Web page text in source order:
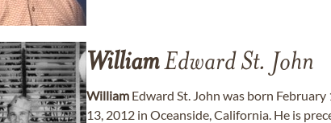
WilliamEdward St. John
William Edward St. John was born
13, 2012 in Oceanside, California. He is